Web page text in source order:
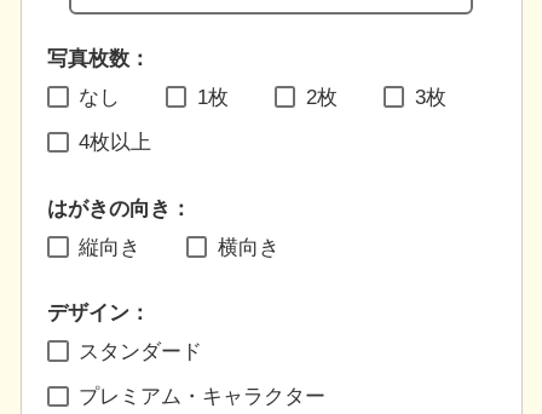
写真枚数：
なし
1枚 2枚 3枚
4枚以上
はがきの向き：
縦向き
横向き
デザイン：
スタンダード
プレミアム・キャラクター